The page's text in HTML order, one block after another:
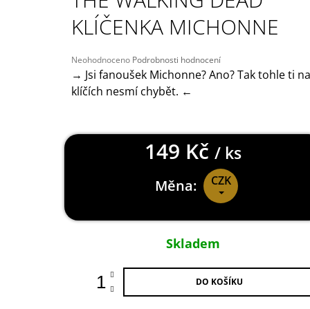
KLÍČENKA MICHONNE
Průměrné
hodnocení
produktu
je
5
Neohodnoceno Podrobnosti hodnocení
→ Jsi fanoušek Michonne? Ano? Tak tohle ti na
klíčích nesmí chybět. ←
149 Kč/ ks
Měna: CZK
Měrná
Skladem
DO KOŠÍKU
149 Kč